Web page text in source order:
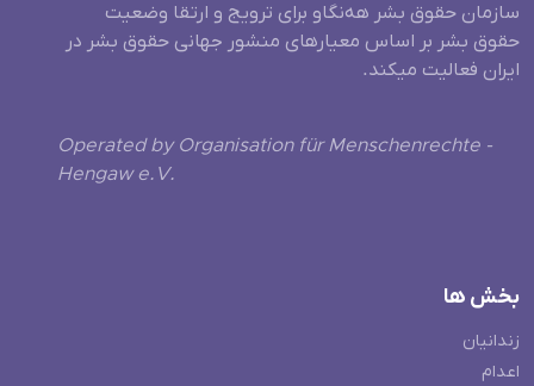
سازمان حقوق بشر هه‌نگاو برای ترویج و ارتقا وضعیت
حقوق بشر بر اساس معیارهای منشور جهانی حقوق بشر در
ایران فعالیت میکند.
Operated by Organisation für Menschenrechte -
Hengaw e.V.
بخش ها
زندانیان
اعدام